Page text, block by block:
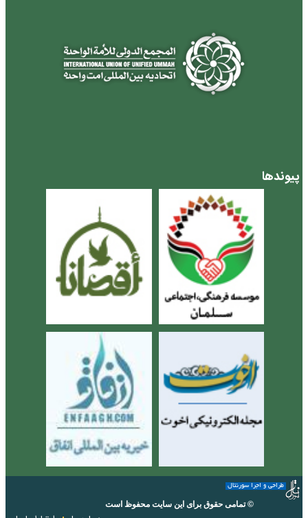
پیوندها
طراحی و اجرا سورنتال
© تمامی حقوق برای این سایت محفوظ است